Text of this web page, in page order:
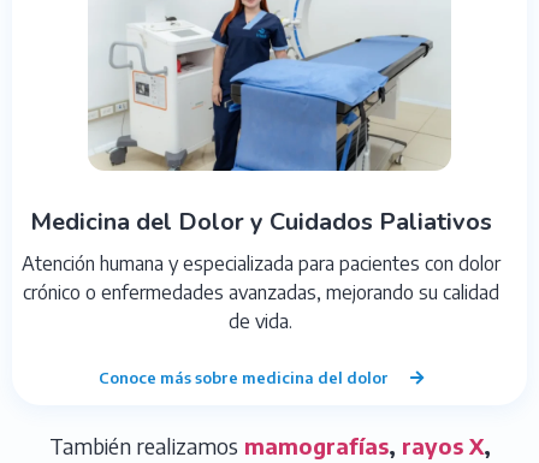
Medicina del Dolor y Cuidados Paliativos
Atención humana y especializada para pacientes con dolor
crónico o enfermedades avanzadas, mejorando su calidad
de vida.
Conoce más sobre medicina del dolor
También realizamos mamografías, rayos X,